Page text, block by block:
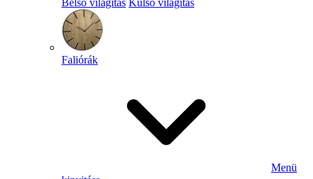
Belső világítás Külső világítás
Faliórák
Menü